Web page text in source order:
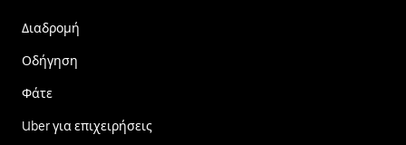
Διαδρομή
Οδήγηση
Φάτε
Uber για επιχειρήσεις